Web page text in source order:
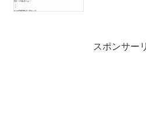
スポンサー